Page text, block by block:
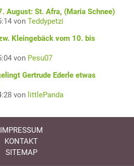
August: St. Afra, (Maria Schnee)
von Teddypetzi
Kleingebäck vom 10. bis
von Pesu07
Gertrude Ederle etwas
von littlePanda
IMPRESSUM
KONTAKT
SITEMAP